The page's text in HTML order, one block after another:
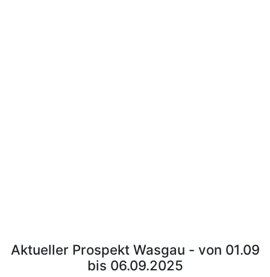
Aktueller Prospekt Wasgau - von 01.09
bis 06.09.2025